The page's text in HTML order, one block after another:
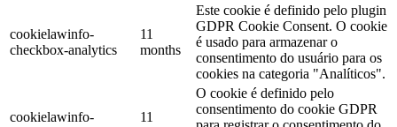
cookielawinfo-
checkbox-analytics
11
months
Este cookie é definido pelo plugin
GDPR Cookie Consent. O cookie
é usado para armazenar o
consentimento do usuário para os
cookies na categoria "Analíticos".
cookielawinfo-
11
O cookie é definido pelo
consentimento do cookie GDPR